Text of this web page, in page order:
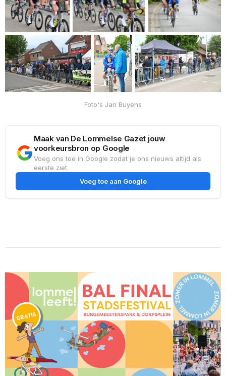
Foto's Jan Buyens
Maak van De Lommelse Gazet jouw
voorkeursbron op Google
Voeg ons toe in Google zodat je ons nieuws altijd als
eerste ziet.
Voeg toe aan Google